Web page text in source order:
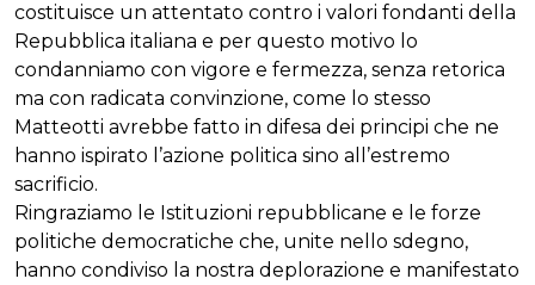
costituisce un attentato contro i valori fondanti della
Repubblica italiana e per questo motivo lo
condanniamo con vigore e fermezza, senza retorica
ma con radicata convinzione, come lo stesso
Matteotti avrebbe fatto in difesa dei principi che ne
hanno ispirato l’azione politica sino all’estremo
sacrificio.
Ringraziamo le Istituzioni repubblicane e le forze
politiche democratiche che, unite nello sdegno,
hanno condiviso la nostra deplorazione e manifestato